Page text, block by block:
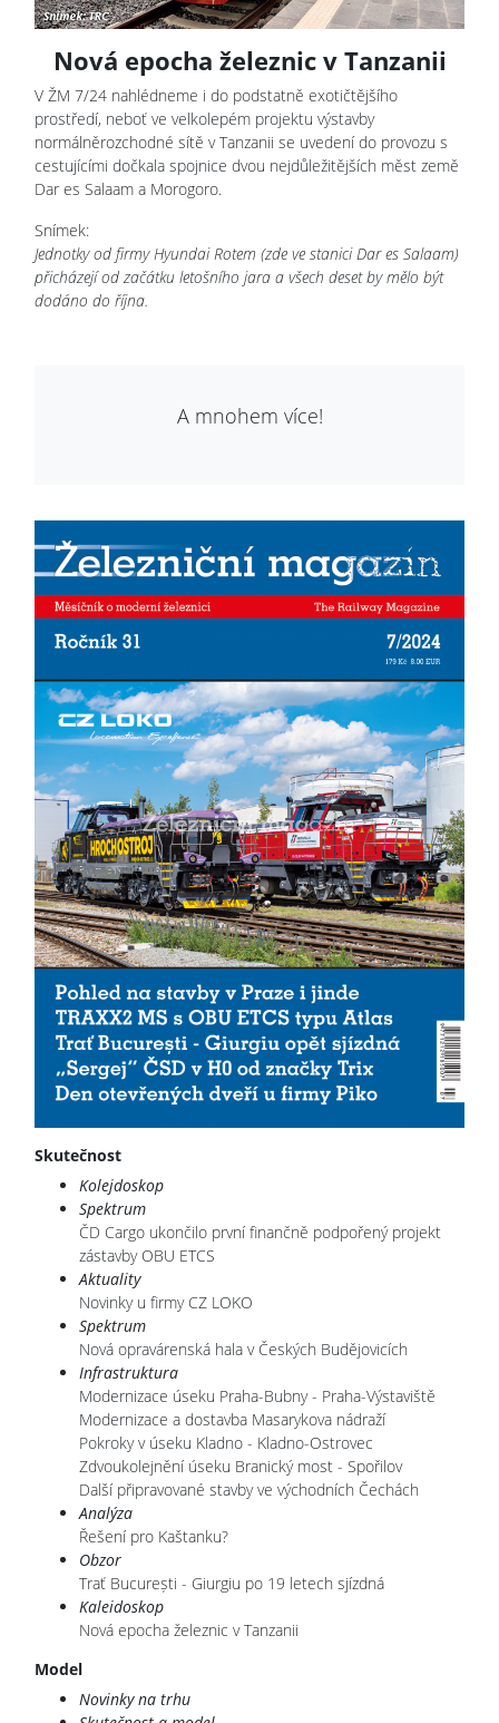
Nová epocha železnic v Tanzanii
V ŽM 7/24 nahlédneme i do podstatně exotičtějšího
prostředí, neboť ve velkolepém projektu výstavby
normálněrozchodné sítě v Tanzanii se uvedení do provozu s
cestujícími dočkala spojnice dvou nejdůležitějších měst země
Dar es Salaam a Morogoro.
Snímek:
Jednotky od firmy Hyundai Rotem (zde ve stanici Dar es Salaam)
přicházejí od začátku letošního jara a všech deset by mělo být
dodáno do října.
A mnohem více!
Skutečnost
Kolejdoskop
Spektrum
ČD Cargo ukončilo první finančně podpořený projekt
zástavby OBU ETCS
Aktuality
Novinky u firmy CZ LOKO
Spektrum
Nová opravárenská hala v Českých Budějovicích
Infrastruktura
Modernizace úseku Praha-Bubny - Praha-Výstaviště
Modernizace a dostavba Masarykova nádraží
Pokroky v úseku Kladno - Kladno-Ostrovec
Zdvoukolejnění úseku Branický most - Spořilov
Další připravované stavby ve východních Čechách
Analýza
Řešení pro Kaštanku?
Obzor
Trať București - Giurgiu po 19 letech sjízdná
Kaleidoskop
Nová epocha železnic v Tanzanii
Model
Novinky na trhu